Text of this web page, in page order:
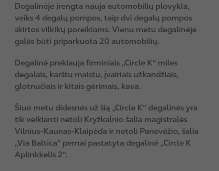
Degalinėje įrengta nauja automobilių plovykla,
veiks 4 degalų pompos, taip dvi degalų pompos
skirtos vilkikų poreikiams. Vienu metu degalinėje
galės būti priparkuota 20 automobilių.
Degalinė prekiauja firminiais „Circle K“ miles
degalais, karštu maistu, įvairiais užkandžiais,
glotnučiais ir kitais gėrimais, kava.
Šiuo metu didesnės už šią „Circle K“ degalinės yra
tik veikianti netoli Kryžkalnio šalia magistralės
Vilnius-Kaunas-Klaipėda ir netoli Panevėžio, šalia
„Via Baltica“ pernai pastatyta degalinė „Circle K
Aplinkkelis 2“.